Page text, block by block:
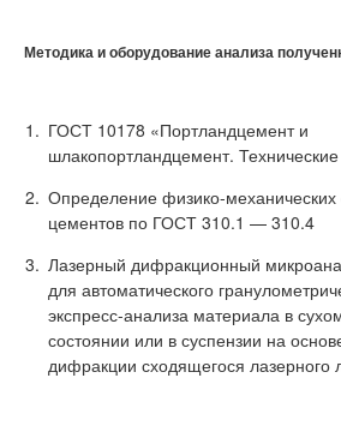
Методика и оборудование анализа
ГОСТ 10178 «Портландцемент и
шлакопортландцемент.
Определение физико-механических
цементов по ГОСТ 310.1 — 310.4
Лазерный дифракционный
для автоматического
экспресс-анализа материала в
состоянии или в суспензии на
дифракции сходящегося лазерного